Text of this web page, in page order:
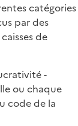
catégories
par des
de
-
ou chaque
code de la